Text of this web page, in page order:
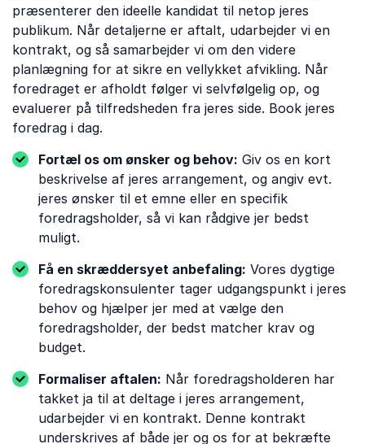
præsenterer den ideelle kandidat til netop jeres
publikum. Når detaljerne er aftalt, udarbejder vi en
kontrakt, og så samarbejder vi om den videre
planlægning for at sikre en vellykket afvikling. Når
foredraget er afholdt følger vi selvfølgelig op, og
evaluerer på tilfredsheden fra jeres side. Book jeres
foredrag i dag.
Fortæl os om ønsker og behov: Giv os en kort
beskrivelse af jeres arrangement, og angiv evt.
jeres ønsker til et emne eller en specifik
foredragsholder, så vi kan rådgive jer bedst
muligt.
Få en skræddersyet anbefaling: Vores dygtige
foredragskonsulenter tager udgangspunkt i jeres
behov og hjælper jer med at vælge den
foredragsholder, der bedst matcher krav og
budget.
Formaliser aftalen: Når foredragsholderen har
takket ja til at deltage i jeres arrangement,
udarbejder vi en kontrakt. Denne kontrakt
underskrives af både jer og os for at bekræfte